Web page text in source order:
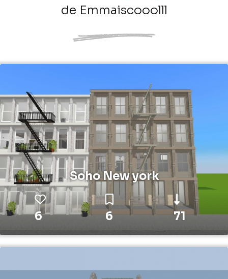
de Emmaiscooolll
Soho New york
6 6 71